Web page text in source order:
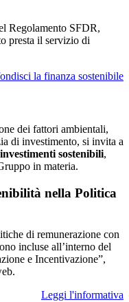
Regolamento SFDR,
presta il servizio di
la finanza sostenibile
dei fattori ambientali,
di investimento, si invita a
sostenibili,
in materia.
nella Politica
di remunerazione con
incluse all’interno del
e Incentivazione”,
Leggi l'informativa